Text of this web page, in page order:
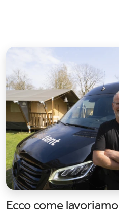
Ecco come lavoriamo